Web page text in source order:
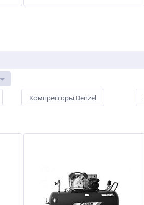
Компрессоры Denzel